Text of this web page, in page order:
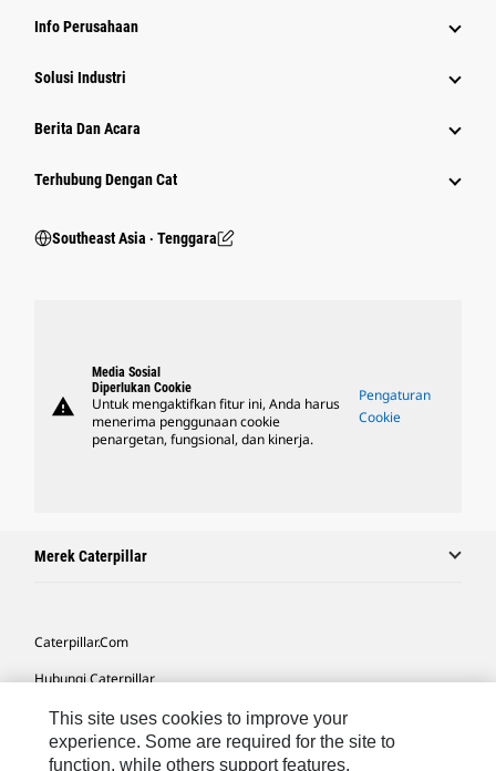
Info Perusahaan
Solusi Industri
Berita Dan Acara
Terhubung Dengan Cat
Southeast Asia ‧ Tenggara
warning
Media Sosial
Diperlukan Cookie
Untuk mengaktifkan fitur ini, Anda harus
menerima penggunaan cookie
penargetan, fungsional, dan kinerja.
Pengaturan
Cookie
Merek Caterpillar
Caterpillar.com
Hubungi Caterpillar
Preferensi Pemasaran Saya
Peta Situs
This site uses cookies to improve your
experience. Some are required for the site to
function, while others support features,